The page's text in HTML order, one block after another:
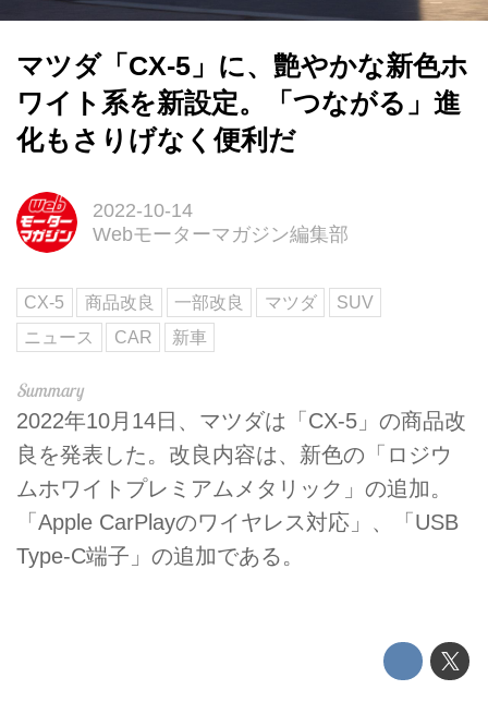
マツダ「CX-5」に、艶やかな新色ホ
ワイト系を新設定。「つながる」進
化もさりげなく便利だ
2022-10-14
Webモーターマガジン編集部
CX-5 商品改良 一部改良 マツダ
SUV
ニュース
CAR 新車
2022年10月14日、マツダは「CX-5」の商品改
良を発表した。改良内容は、新色の「ロジウ
ムホワイトプレミアムメタリック」の追加。
「Apple CarPlayのワイヤレス対応」、「USB
Type-C端子」の追加である。